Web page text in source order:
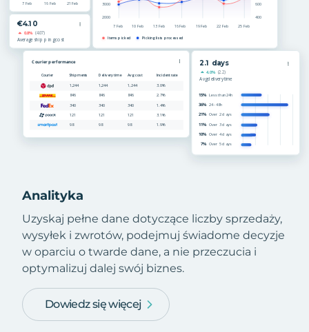
Analityka
Uzyskaj pełne dane dotyczące liczby sprzedaży,
wysyłek i zwrotów, podejmuj świadome decyzje
w oparciu o twarde dane, a nie przeczucia i
optymalizuj dalej swój biznes.
Dowiedz się więcej